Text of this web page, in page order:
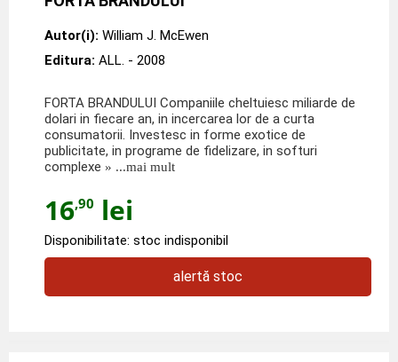
Autor(i): William J. McEwen
Editura: ALL. - 2008
FORTA BRANDULUI Companiile cheltuiesc miliarde de
dolari in fiecare an, in incercarea lor de a curta
consumatorii. Investesc in forme exotice de
publicitate, in programe de fidelizare, in softuri
complexe » ...mai mult
16,90 lei
Disponibilitate: stoc indisponibil
alertă stoc